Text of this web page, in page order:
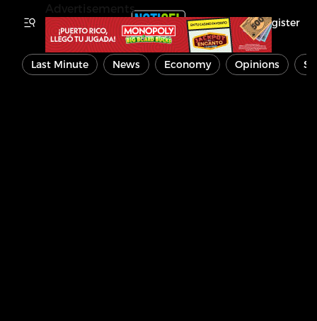
Register
Last Minute News Economy Opinions
Advertisements